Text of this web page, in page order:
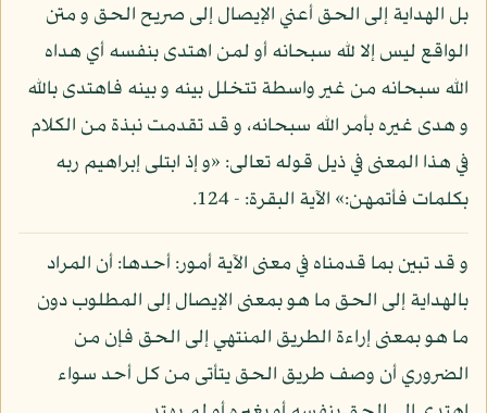
بل الهداية إلى الحق أعني الإيصال إلى صريح الحق و متن
الواقع ليس إلا لله سبحانه أو لمن اهتدى بنفسه أي هداه
الله سبحانه من غير واسطة تتخلل بينه و بينه فاهتدى بالله
و هدى غيره بأمر الله سبحانه، و قد تقدمت نبذة من الكلام
في هذا المعنى في ذيل قوله تعالى: «و إذ ابتلى إبراهيم ربه
بكلمات فأتمهن:» الآية البقرة: - 124.
و قد تبين بما قدمناه في معنى الآية أمور: أحدها: أن المراد
بالهداية إلى الحق ما هو بمعنى الإيصال إلى المطلوب دون
ما هو بمعنى إراءة الطريق المنتهي إلى الحق فإن من
الضروري أن وصف طريق الحق يتأتى من كل أحد سواء